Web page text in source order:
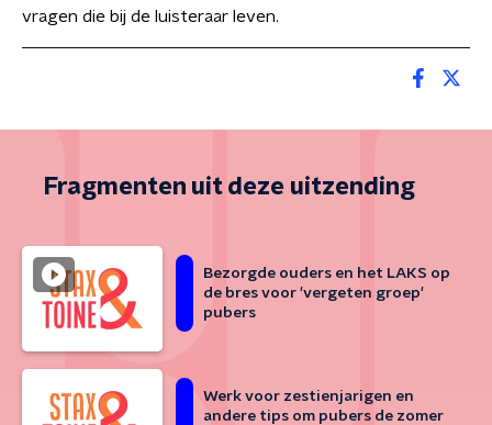
vragen die bij de luisteraar leven.
Fragmenten uit deze uitzending
Bezorgde ouders en het LAKS op
de bres voor 'vergeten groep'
pubers
Werk voor zestienjarigen en
andere tips om pubers de zomer